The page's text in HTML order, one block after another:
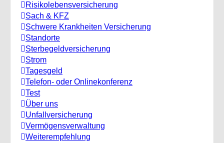
Risikolebensversicherung
Sach & KFZ
Schwere Krankheiten Versicherung
Standorte
Sterbegeldversicherung
Strom
Tagesgeld
Telefon- oder Onlinekonferenz
Test
Über uns
Unfallversicherung
Vermögensverwaltung
Weiterempfehlung